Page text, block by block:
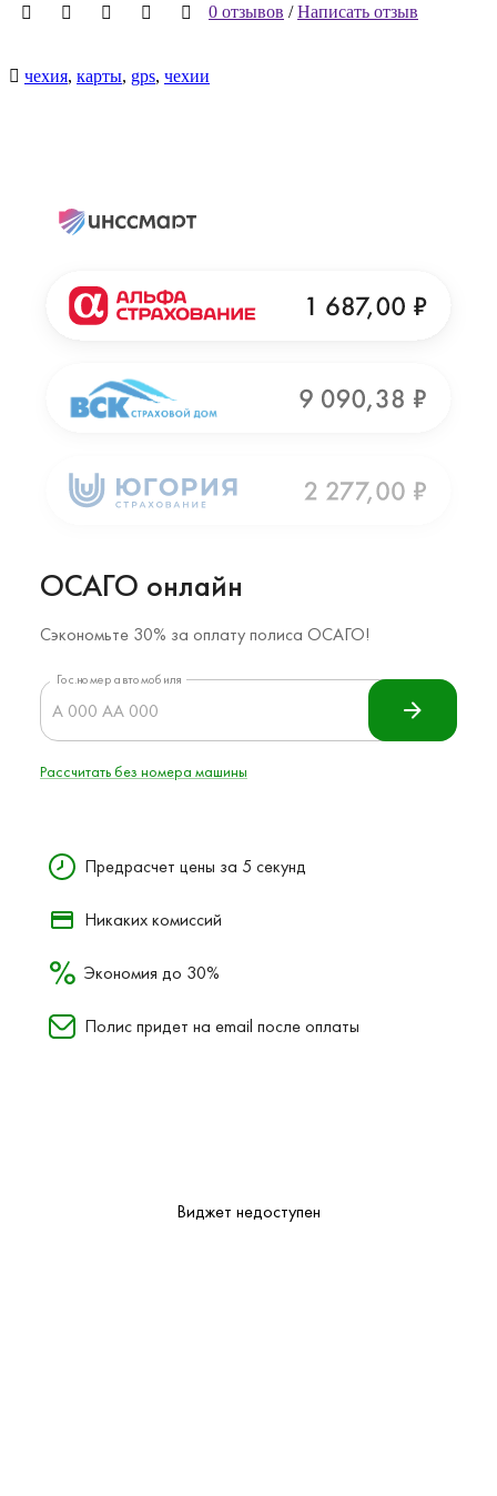
0 отзывов /Написать отзыв
чехия, карты, gps, чехии